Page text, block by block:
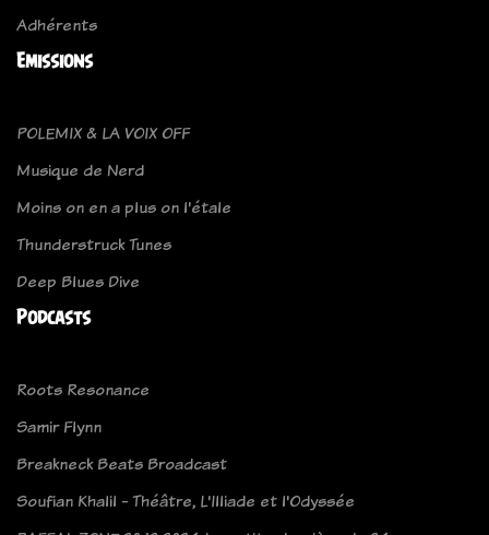
Adhérents
Emissions
POLEMIX & LA VOIX OFF
Musique de Nerd
Moins on en a plus on l'étale
Thunderstruck Tunes
Deep Blues Dive
Podcasts
Roots Resonance
Samir Flynn
Breakneck Beats Broadcast
Soufian Khalil - Théâtre, L'Illiade et l'Odyssée